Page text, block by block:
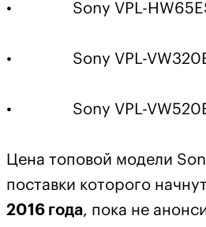
• Sony VPL-
• Sony VPL-
• Sony VPL-
Цена топовой модели
поставки которого
2016 года, пока не